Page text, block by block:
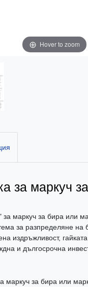
Hover to zoom
за маркуч
маркуч за бира или
за разпределяне на
издръжливост,
и дългосрочна
маркуч за бира или